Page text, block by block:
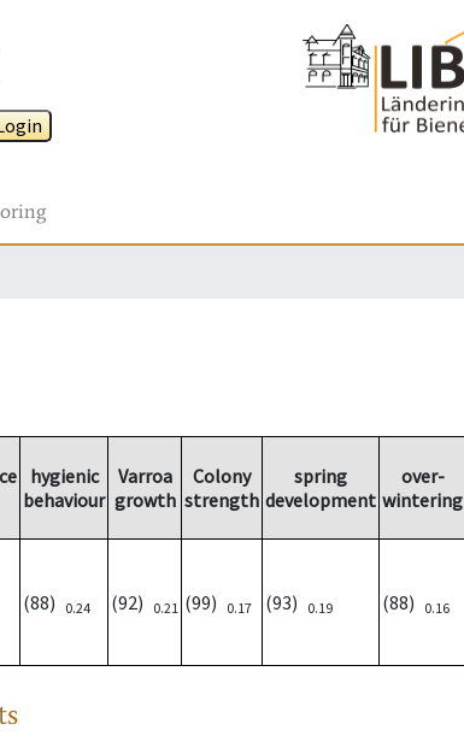
hygienic
behaviour
Varroa
growth
Colony
strength
spring
development
over-
wintering
(88) 0.24 (92) 0.21 (99) 0.17 (93) 0.19 (88) 0.16